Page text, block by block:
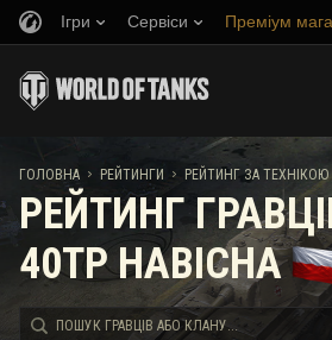
Ігри Сервіси Преміум
Музика
Граємо за правилами
Wargaming.net Game Center
Довідник з Twitch Drops
Запросити друга
Discord
Портал модів
Медіа
ГОЛОВНА РЕЙТИНГИ РЕЙТИНГ ЗА ТЕХНІКОЮ
РЕЙТИНГ
40TP HABICHA